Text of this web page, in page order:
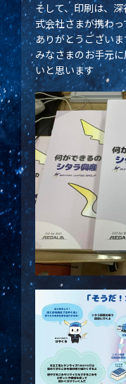
そして、印刷は、
式会社さまが携わ
ありがとうございま
みなさまのお手元
いと思います